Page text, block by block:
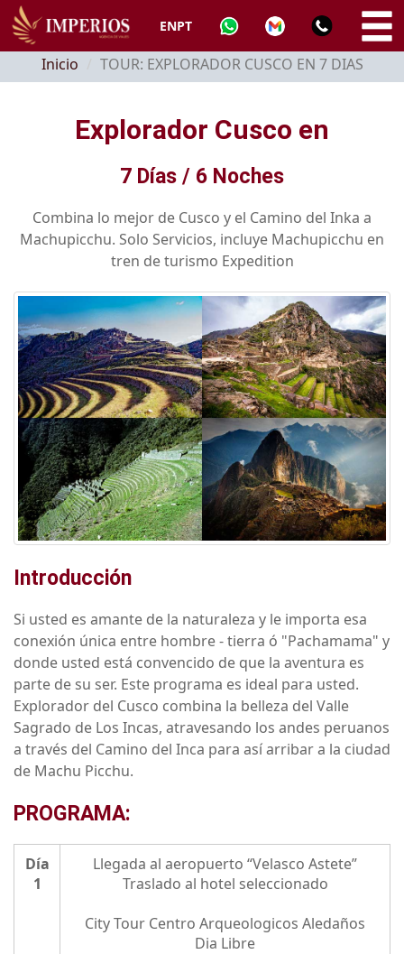
ENPT
Inicio TOUR: EXPLORADOR CUSCO EN 7 DIAS
Explorador Cusco en
7 Días / 6 Noches
Combina lo mejor de Cusco y el Camino del Inka a
Machupicchu. Solo Servicios, incluye Machupicchu en
tren de turismo Expedition
Introducción
Si usted es amante de la naturaleza y le importa esa
conexión única entre hombre - tierra ó "Pachamama" y
donde usted está convencido de que la aventura es
parte de su ser. Este programa es ideal para usted.
Explorador del Cusco combina la belleza del Valle
Sagrado de Los Incas, atravesando los andes peruanos
a través del Camino del Inca para así arribar a la ciudad
de Machu Picchu.
PROGRAMA:
Día
1
Llegada al aeropuerto “Velasco Astete”
Traslado al hotel seleccionado
City Tour Centro Arqueologicos Aledaños
Dia Libre